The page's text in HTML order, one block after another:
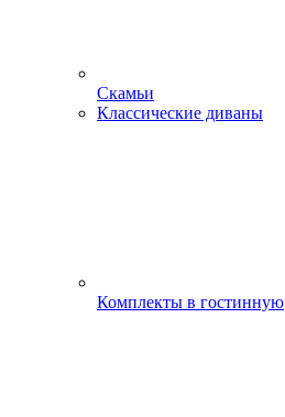
Скамьи
Классические диваны
Комплекты в гостинную